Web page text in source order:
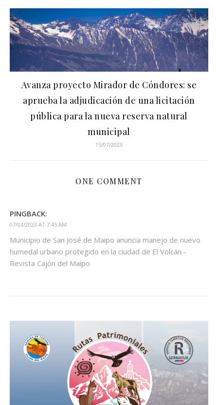
Avanza proyecto Mirador de Cóndores: se
aprueba la adjudicación de una licitación
pública para la nueva reserva natural
municipal
15/07/2023
ONE COMMENT
PINGBACK:
07/03/2023 AT 7:45 AM
Municipio de San José de Maipo anuncia manejo de nuevo
humedal urbano protegido en la ciudad de El Volcán -
Revista Cajón del Maipo